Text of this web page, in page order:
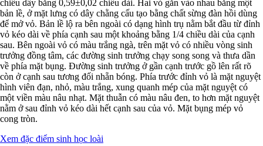
chiều dầy bằng 0,59±0,02 chiều dài. Hai vỏ gắn vào nhau bằng một
bản lề, ở mặt lưng có dây chằng cấu tạo bằng chất sừng đàn hồi dùng
để mở vỏ. Bản lề lộ ra bên ngoài có dạng hình trụ nằm bắt đầu từ đỉnh
vỏ kéo dài về phía cạnh sau một khoảng bằng 1/4 chiều dài của cạnh
sau. Bên ngoài vỏ có màu trắng ngà, trên mặt vỏ có nhiều vòng sinh
trưởng đồng tâm, các đường sinh trưởng chạy song song và thưa dần
về phía mặt bụng. Đường sinh trưởng ở gần cạnh trước gồ lên rất rõ
còn ở cạnh sau tương đối nhẵn bóng. Phía trước đỉnh vỏ là mặt nguyệt
hình viên đạn, nhỏ, màu trắng, xung quanh mép của mặt nguyệt có
một viền màu nâu nhạt. Mặt thuẫn có màu nâu đen, to hơn mặt nguyệt
nằm ở sau đỉnh vỏ kéo dài hết cạnh sau của vỏ. Mặt bụng mép vỏ
cong tròn.
Xem đặc điểm sinh học loài